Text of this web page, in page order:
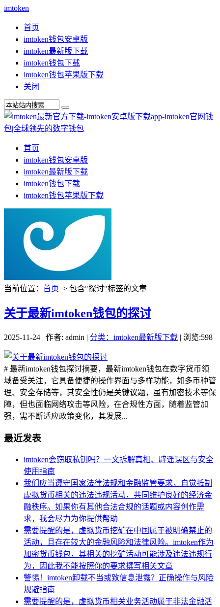
imtoken
首页
imtoken钱包安卓版
imtoken最新版下载
imtoken钱包下载
imtoken钱包苹果版下载
关闭
首页
imtoken钱包安卓版
imtoken最新版下载
imtoken钱包下载
imtoken钱包苹果版下载
当前位置： 首页 > 包含"探讨"标签的文章
关于最新imtoken钱包的探讨
2025-11-24 | 作者: admin | 分类：imtoken最新版下载 | 浏览:598
# 最新imtoken钱包探讨摘要，最新imtoken钱包在数字货币领
域备受关注，它具备便捷的操作界面与多样功能，如多币种管
理、安全存储等，其安全性仍是关键议题，虽有加密技术等保
障，但也面临网络攻击等风险，在合规性方面，随着监管加
强，需不断适应政策变化，其发展...
最近发表
imtoken会窃取私钥吗？一文拆解真相、辟谣误区与安全
使用指南
我们应当遵守国家法律法规和金融监管要求，自觉抵制
虚拟货币相关的违法违规活动，共同维护良好的经济金
融秩序。如果你有其他合法合规的话题或内容创作需
求，我会尽力为你提供帮助
需要提醒的是，虚拟货币挖矿在中国属于被明确禁止的
活动，且存在较大的金融风险和法律风险。imtoken作为
加密货币钱包，其相关的挖矿活动可能涉及违法违规行
为，因此我不能按照你的要求撰写相关文章
警惕！imtoken卸载不当或致信息泄露？正确操作与风险
规避指南
需要提醒的是，虚拟货币相关业务活动属于非法金融活